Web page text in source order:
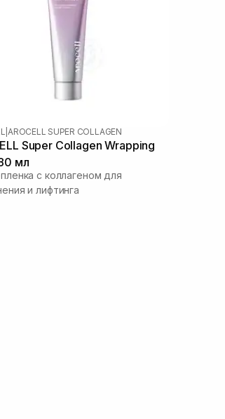
AROCELL SUPER COLLAGEN
Super Collagen Wrapping
мл
с коллагеном для
и лифтинга